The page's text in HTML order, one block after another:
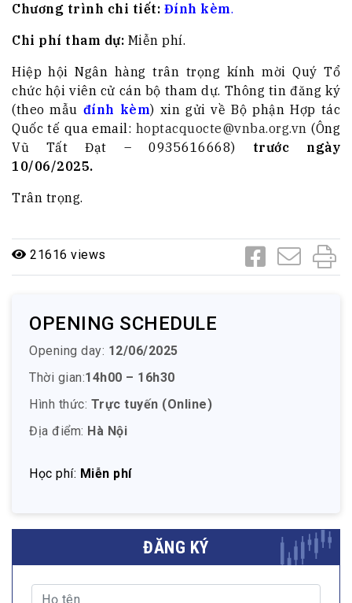
Chương trình chi tiết: Đính kèm.
Chi phí tham dự: Miễn phí.
Hiệp hội Ngân hàng trân trọng kính mời Quý Tổ
chức hội viên cử cán bộ tham dự. Thông tin đăng ký
(theo mẫu đính kèm) xin gửi về Bộ phận Hợp tác
Quốc tế qua email: hoptacquocte@vnba.org.vn (Ông
Vũ Tất Đạt – 0935616668) trước ngày
10/06/2025.
Trân trọng.
21616 views
OPENING SCHEDULE
Opening day: 12/06/2025
Thời gian:14h00 – 16h30
Hình thức: Trực tuyến (Online)
Địa điểm: Hà Nội
Học phí: Miễn phí
ĐĂNG KÝ